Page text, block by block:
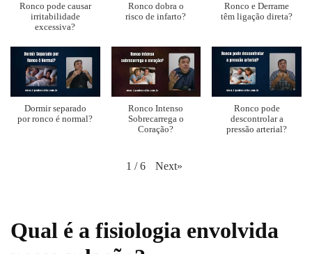
Ronco pode causar
irritabilidade
excessiva?
Ronco dobra o
risco de infarto?
Ronco e Derrame
têm ligação direta?
Dormir separado
por ronco é normal?
Ronco Intenso
Sobrecarrega o
Coração?
Ronco pode
descontrolar a
pressão arterial?
1 / 6 Next»
Qual é a fisiologia envolvida